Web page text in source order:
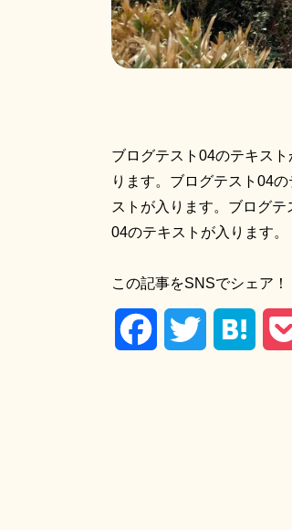
ブログテスト04のテキス
ります。ブログテスト04
ストが入ります。ブログ
04のテキストが入ります。
この記事をSNSでシェア！
FacebookTwitter